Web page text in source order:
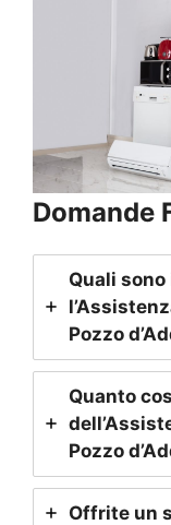
Domande
Quali
Pozzo
Quanto
Pozzo
Offrite un